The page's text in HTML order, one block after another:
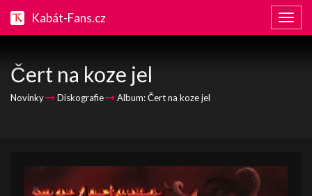
Kabát-Fans.cz
Čert na koze jel
Novinky Diskografie Album: Čert na koze jel